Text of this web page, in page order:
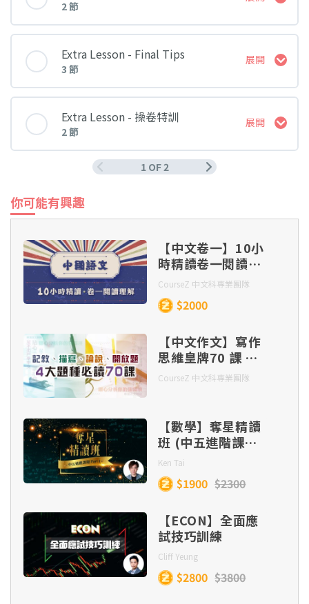
Language Enhancement Part 8
Language Enhancement Part 9
Paper 1 Reading Part 2
Paper 1 Reading Part 3
Paper 2 Writing Part 1
Paper 2 Writing Part 2
2 節
課堂 內容
Paper 3 Listening Part 1
Paper 3 Listening Part 2
Extra Lesson - Final Tips
3 節
展開
課堂 內容
Paper 1 - Reading
Paper 2 - Writing
Paper 3 - Listening
Extra Lesson - 操卷特訓
2 節
展開
課堂 內容
操卷特訓 Part 1
操卷特訓 Part 2
1 OF 2
你可能有興趣
【中文卷一】10小
時精讀卷一閱讀理
解
CourseZ 中文科專業團隊
$2000
【中文作文】寫作
思維皇牌70 課 –
記敘、描寫、 論
批改）
CourseZ 中文科專業團隊
【數學】奪星精讀
班 (中五進階課題
Part 1)
Ken Tai
$1900 $2300
【ECON】全面應
試技巧訓練
Cliff Yeung
$2800 $3800